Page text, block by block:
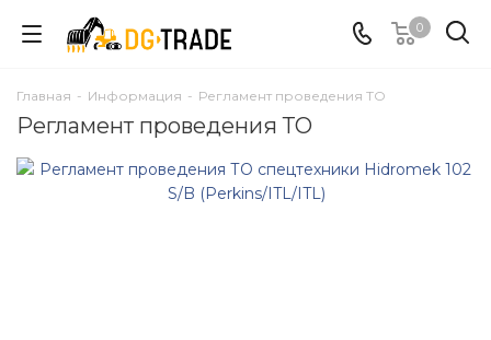
0
Главная - Информация - Регламент проведения ТО
Регламент проведения ТО